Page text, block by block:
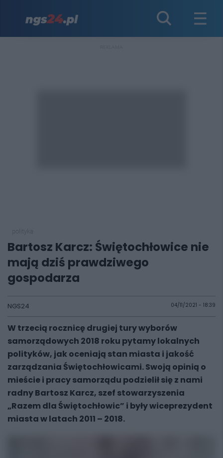
Bartosz Karcz: Świętochłowice nie
mają dziś prawdziwego
gospodarza
NGS24 04/11/2021 - 18:39
W trzecią rocznicę drugiej tury wyborów
samorządowych 2018 roku pytamy lokalnych
polityków, jak oceniają stan miasta i jakość
zarządzania Świętochłowicami. Swoją opinią o
mieście i pracy samorządu podzielił się z nami
radny Bartosz Karcz, szef stowarzyszenia
„Razem dla Świętochłowic” i były wiceprezydent
miasta w latach 2011 – 2018.